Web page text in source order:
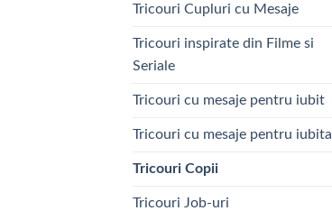
Tricouri Cupluri cu Mesaje
Tricouri inspirate din Filme si
Seriale
Tricouri cu mesaje pentru iubit
Tricouri cu mesaje pentru iubita
Tricouri Copii
Tricouri Job-uri